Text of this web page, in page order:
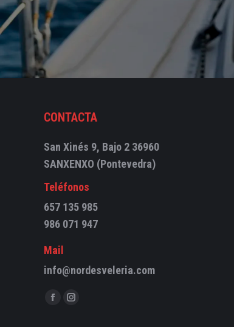
CONTACTA
San Xinés 9, Bajo 2 36960
SANXENXO (Pontevedra)
Teléfonos
657 135 985
986 071 947
Mail
info@nordesveleria.com
Encuéntranos en:
AbrirAbrir